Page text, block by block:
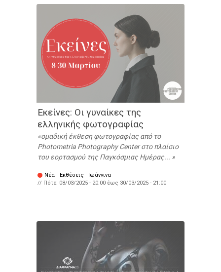
Εκείνες: Οι γυναίκες της
ελληνικής φωτογραφίας
ομαδική έκθεση φωτογραφίας από το
Photometria Photography Center στο πλαίσιο
του εορτασμού της Παγκόσμιας Ημέρας...
Νέα · Εκθέσεις ·
Ιωάννινα
// Πότε: 08/03/2025 - 20:00 έως 30/03/2025 - 21:00